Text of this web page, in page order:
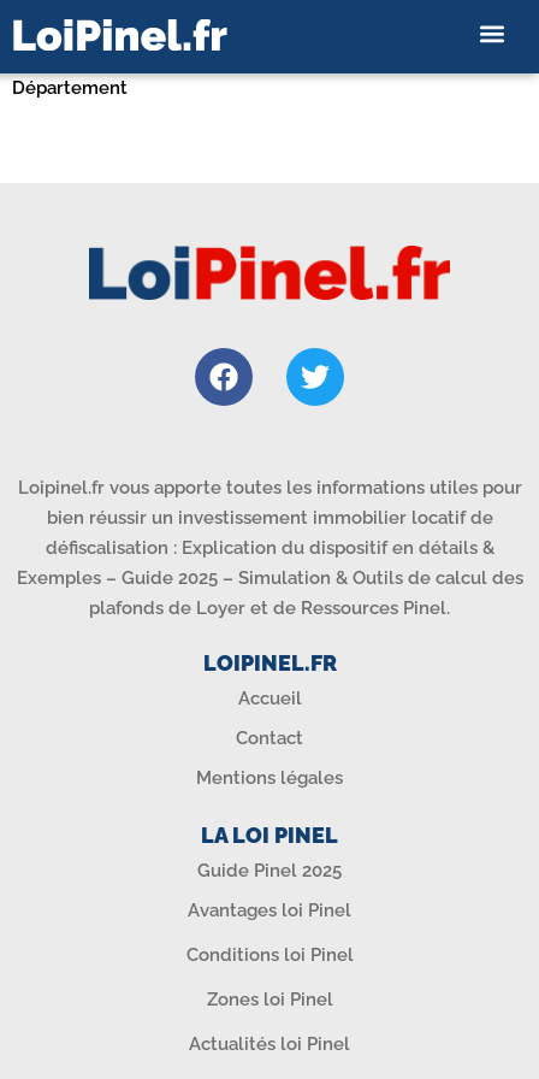
Département
Loipinel.fr vous apporte toutes les informations utiles pour
bien réussir un investissement immobilier locatif de
défiscalisation : Explication du dispositif en détails &
Exemples – Guide 2025 – Simulation & Outils de calcul des
plafonds de Loyer et de Ressources Pinel.
LOIPINEL.FR
Accueil
Contact
Mentions légales
LA LOI PINEL
Guide Pinel 2025
Avantages loi Pinel
Conditions loi Pinel
Zones loi Pinel
Actualités loi Pinel